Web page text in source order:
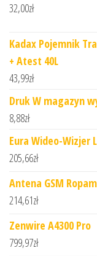
32,00zł
Kadax Pojemnik
+ Atest 40L
43,99zł
Druk W magazyn
8,88zł
Eura Wideo-Wizjer
205,66zł
Antena GSM
214,61zł
Zenwire A4300 Pro
799,97zł